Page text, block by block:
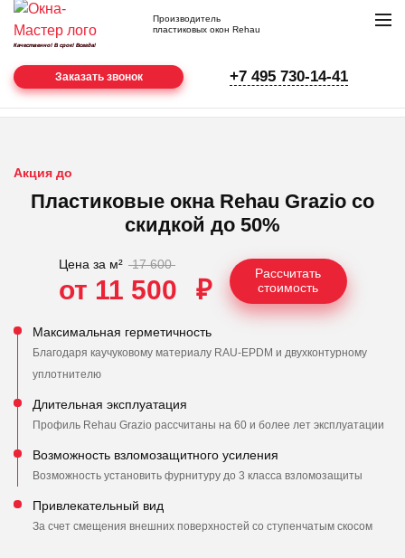
Качественно! В срок! Всегда!
Производитель
пластиковых окон Rehau
Заказать звонок +7 495 730-14-41
Главная Пластиковые окна
Акция до
Пластиковые окна Rehau Grazio со
скидкой до 50%
Цена за м² 17 600
от 11 500 ₽
Рассчитать
стоимость
Максимальная герметичность
Благодаря каучуковому материалу RAU-EPDM и двухконтурному
уплотнителю
Длительная эксплуатация
Профиль Rehau Grazio рассчитаны на 60 и более лет эксплуатации
Возможность взломозащитного усиления
Возможность установить фурнитуру до 3 класса взломозащиты
Привлекательный вид
За счет смещения внешних поверхностей со ступенчатым скосом